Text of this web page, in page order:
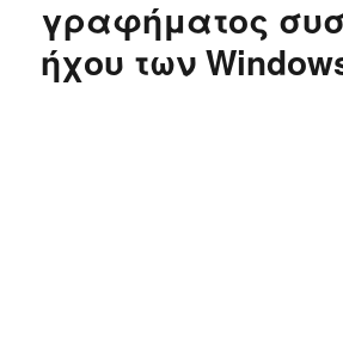
γραφήματος
ήχου των